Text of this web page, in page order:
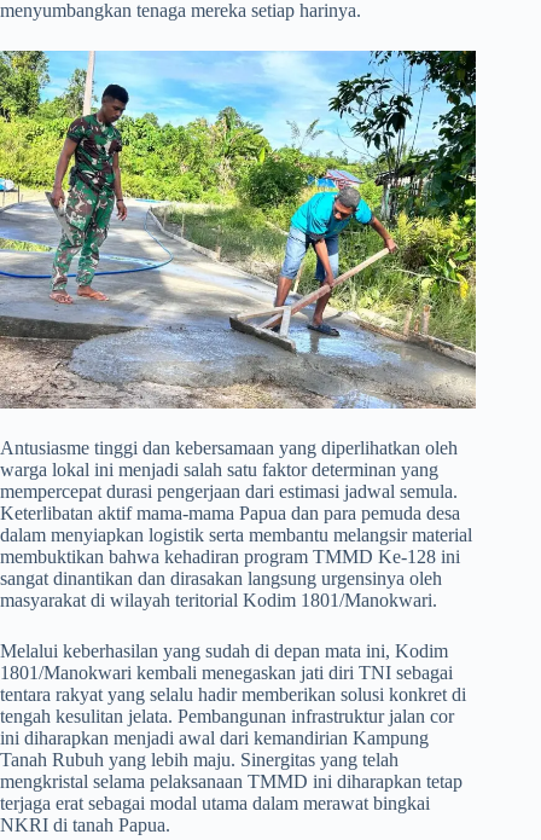
menyumbangkan tenaga mereka setiap harinya.
​Antusiasme tinggi dan kebersamaan yang diperlihatkan oleh
warga lokal ini menjadi salah satu faktor determinan yang
mempercepat durasi pengerjaan dari estimasi jadwal semula.
Keterlibatan aktif mama-mama Papua dan para pemuda desa
dalam menyiapkan logistik serta membantu melangsir material
membuktikan bahwa kehadiran program TMMD Ke-128 ini
sangat dinantikan dan dirasakan langsung urgensinya oleh
masyarakat di wilayah teritorial Kodim 1801/Manokwari.
​Melalui keberhasilan yang sudah di depan mata ini, Kodim
1801/Manokwari kembali menegaskan jati diri TNI sebagai
tentara rakyat yang selalu hadir memberikan solusi konkret di
tengah kesulitan jelata. Pembangunan infrastruktur jalan cor
ini diharapkan menjadi awal dari kemandirian Kampung
Tanah Rubuh yang lebih maju. Sinergitas yang telah
mengkristal selama pelaksanaan TMMD ini diharapkan tetap
terjaga erat sebagai modal utama dalam merawat bingkai
NKRI di tanah Papua.